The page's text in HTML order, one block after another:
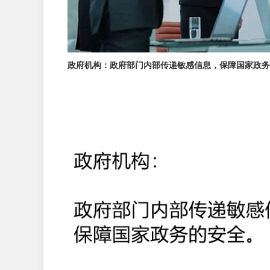
政府机构：政府部门内部传递敏感信息，保障国家政